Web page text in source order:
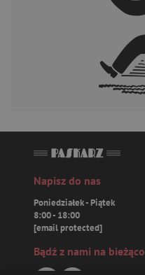
Napisz do nas
Poniedziałek - Piątek
8:00 - 18:00
[email protected]
Bądź z nami na bieżąco